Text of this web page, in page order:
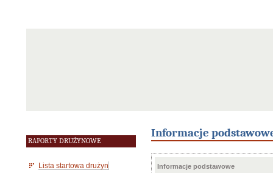
RAPORTY DRUŻYNOWE
Lista startowa drużyn
Informacje
Informacje podstawowe